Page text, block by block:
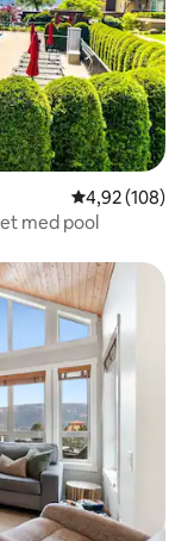
4,92 av 5 i
4,92 (108)
med pool